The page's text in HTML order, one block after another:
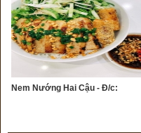
Nem Nướng Hai Cậu - Đ/c: